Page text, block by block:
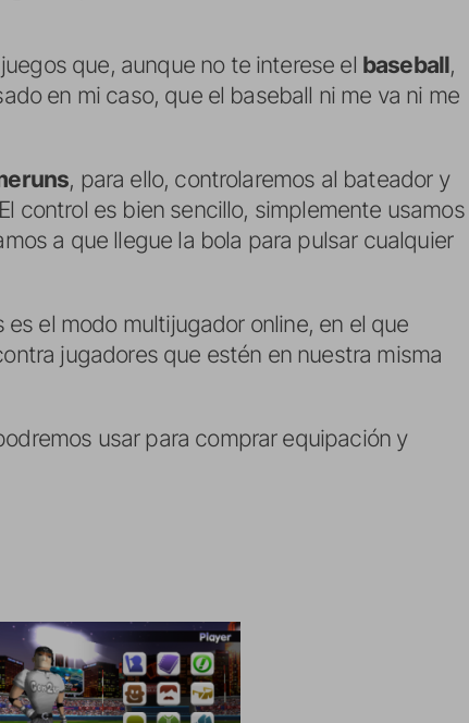
que, aunque no te interese el baseball,
en mi caso, que el baseball ni me va ni me
, para ello, controlaremos al bateador y
control es bien sencillo, simplemente usamos
a que llegue la bola para pulsar cualquier
el modo multijugador online, en el que
jugadores que estén en nuestra misma
usar para comprar equipación y